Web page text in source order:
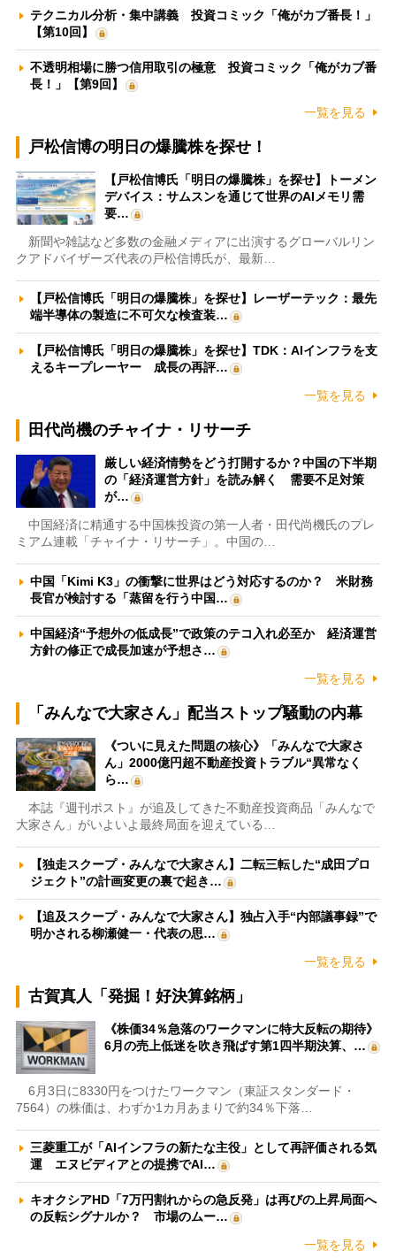
テクニカル分析・集中講義 投資コミック「俺がカブ番長！」
【第10回】
不透明相場に勝つ信用取引の極意 投資コミック「俺がカブ番
長！」【第9回】
一覧を見る
戸松信博の明日の爆騰株を探せ！
【戸松信博氏「明日の爆騰株」を探せ】トーメン
デバイス：サムスンを通じて世界のAIメモリ需
要…
新聞や雑誌など多数の金融メディアに出演するグローバルリン
クアドバイザーズ代表の戸松信博氏が、最新…
【戸松信博氏「明日の爆騰株」を探せ】レーザーテック：最先
端半導体の製造に不可欠な検査装…
【戸松信博氏「明日の爆騰株」を探せ】TDK：AIインフラを支
えるキープレーヤー 成長の再評…
一覧を見る
田代尚機のチャイナ・リサーチ
厳しい経済情勢をどう打開するか？中国の下半期
の「経済運営方針」を読み解く 需要不足対策
が…
中国経済に精通する中国株投資の第一人者・田代尚機氏のプレ
ミアム連載「チャイナ・リサーチ」。中国の…
中国「Kimi K3」の衝撃に世界はどう対応するのか？ 米財務
長官が検討する「蒸留を行う中国…
中国経済“予想外の低成長”で政策のテコ入れ必至か 経済運営
方針の修正で成長加速が予想さ…
一覧を見る
「みんなで大家さん」配当ストップ騒動の内幕
《ついに見えた問題の核心》「みんなで大家さ
ん」2000億円超不動産投資トラブル“異常なく
ら…
本誌『週刊ポスト』が追及してきた不動産投資商品「みんなで
大家さん」がいよいよ最終局面を迎えている…
【独走スクープ・みんなで大家さん】二転三転した“成田プロ
ジェクト”の計画変更の裏で起き…
【追及スクープ・みんなで大家さん】独占入手“内部議事録”で
明かされる柳瀬健一・代表の思…
一覧を見る
古賀真人「発掘！好決算銘柄」
《株価34％急落のワークマンに特大反転の期待》
6月の売上低迷を吹き飛ばす第1四半期決算、…
6月3日に8330円をつけたワークマン（東証スタンダード・
7564）の株価は、わずか1カ月あまりで約34％下落…
三菱重工が「AIインフラの新たな主役」として再評価される気
運 エヌビディアとの提携でAI…
キオクシアHD「7万円割れからの急反発」は再びの上昇局面へ
の反転シグナルか？ 市場のムー…
一覧を見る